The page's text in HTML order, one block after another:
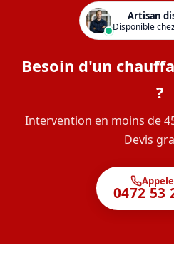
Artisan
Disponible
Besoin d'un
?
Intervention en moins de
Devis
0472 53